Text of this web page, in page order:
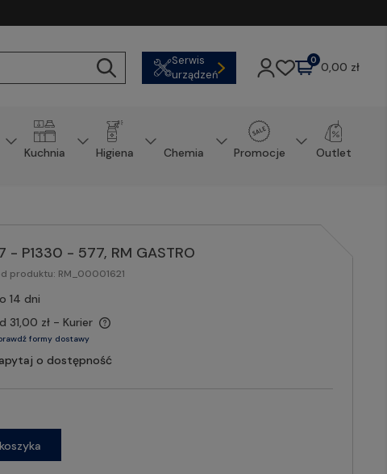
Serwis
urządzeń
0,00 zł
0
Kuchnia Higiena Chemia Promocje Outlet
- P1330 - 577, RM GASTRO
produktu: RM_00001621
14 dni
31,00 zł - Kurier
formy dostawy
o dostępność